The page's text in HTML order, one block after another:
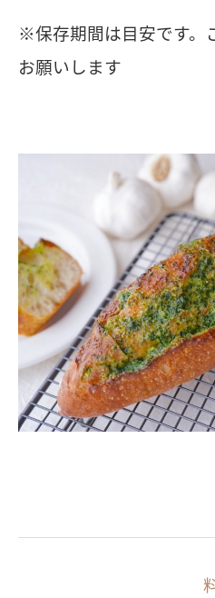
※保存期間は目安です。
お願いします